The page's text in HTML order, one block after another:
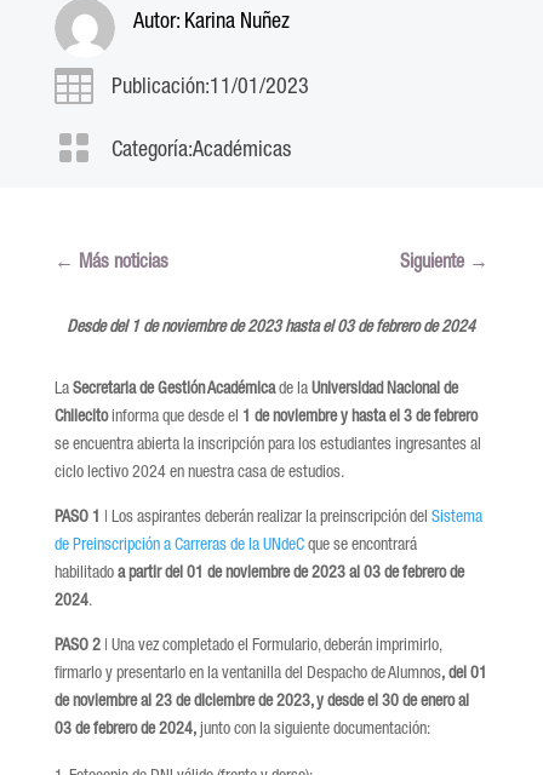
Autor: Karina Nuñez
 Publicación:11/01/2023
 Categoría:Académicas
← Más noticias Siguiente →
Desde del 1 de noviembre de 2023 hasta el 03 de febrero de 2024
La Secretaria de Gestión Académicade la Universidad Nacional de
Chilecitoinforma que desde el 1 de noviembre y hasta el 3 de febrero
se encuentra abierta la inscripción para los estudiantes ingresantes al
ciclo lectivo 2024 en nuestra casa de estudios.
PASO 1 | Los aspirantes deberán realizar la preinscripción del Sistema
de Preinscripción a Carreras de la UNdeCque se encontrará
habilitado a partir del 01 de noviembre de 2023 al 03 de febrero de
2024.
PASO 2| Una vez completado el Formulario, deberán imprimirlo,
firmarlo y presentarlo en la ventanilla del Despacho de Alumnos, del 01
de noviembre al 23 de diciembre de 2023, y desde el 30 de enero al
03 de febrero de 2024,junto con la siguiente documentación: